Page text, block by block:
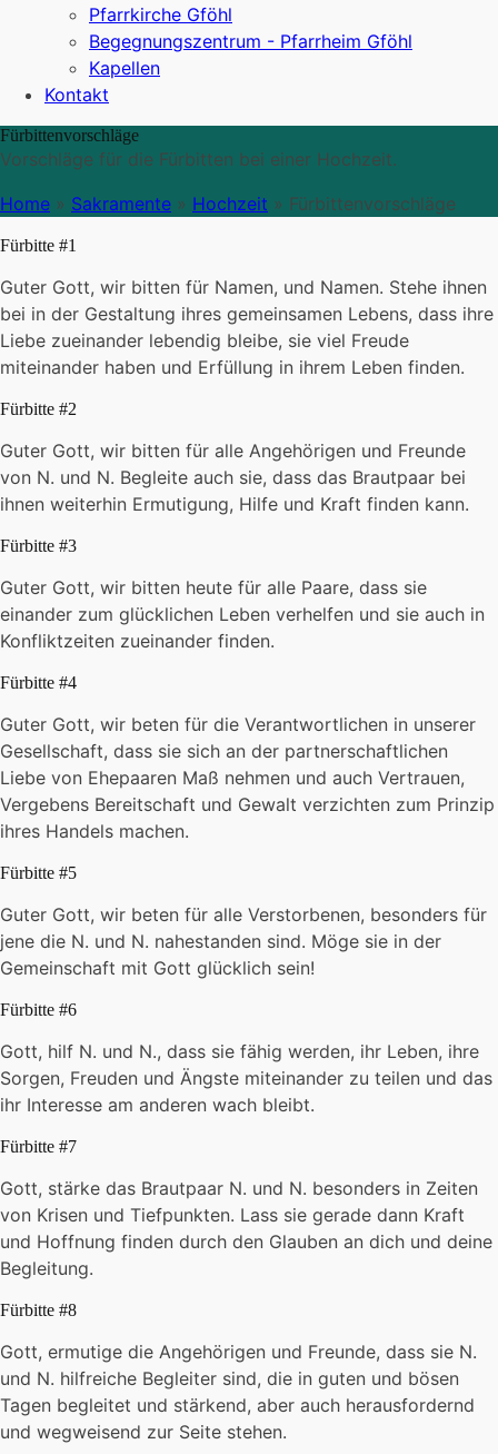
Pfarrkirche Gföhl
Begegnungszentrum - Pfarrheim Gföhl
Kapellen
Kontakt
Fürbittenvorschläge
Vorschläge für die Fürbitten bei einer Hochzeit.
Home » Sakramente » Hochzeit » Fürbittenvorschläge
Fürbitte #1
Guter Gott, wir bitten für Namen, und Namen. Stehe ihnen
bei in der Gestaltung ihres gemeinsamen Lebens, dass ihre
Liebe zueinander lebendig bleibe, sie viel Freude
miteinander haben und Erfüllung in ihrem Leben finden.
Fürbitte #2
Guter Gott, wir bitten für alle Angehörigen und Freunde
von N. und N. Begleite auch sie, dass das Brautpaar bei
ihnen weiterhin Ermutigung, Hilfe und Kraft finden kann.
Fürbitte #3
Guter Gott, wir bitten heute für alle Paare, dass sie
einander zum glücklichen Leben verhelfen und sie auch in
Konfliktzeiten zueinander finden.
Fürbitte #4
Guter Gott, wir beten für die Verantwortlichen in unserer
Gesellschaft, dass sie sich an der partnerschaftlichen
Liebe von Ehepaaren Maß nehmen und auch Vertrauen,
Vergebens Bereitschaft und Gewalt verzichten zum Prinzip
ihres Handels machen.
Fürbitte #5
Guter Gott, wir beten für alle Verstorbenen, besonders für
jene die N. und N. nahestanden sind. Möge sie in der
Gemeinschaft mit Gott glücklich sein!
Fürbitte #6
Gott, hilf N. und N., dass sie fähig werden, ihr Leben, ihre
Sorgen, Freuden und Ängste miteinander zu teilen und das
ihr Interesse am anderen wach bleibt.
Fürbitte #7
Gott, stärke das Brautpaar N. und N. besonders in Zeiten
von Krisen und Tiefpunkten. Lass sie gerade dann Kraft
und Hoffnung finden durch den Glauben an dich und deine
Begleitung.
Fürbitte #8
Gott, ermutige die Angehörigen und Freunde, dass sie N.
und N. hilfreiche Begleiter sind, die in guten und bösen
Tagen begleitet und stärkend, aber auch herausfordernd
und wegweisend zur Seite stehen.